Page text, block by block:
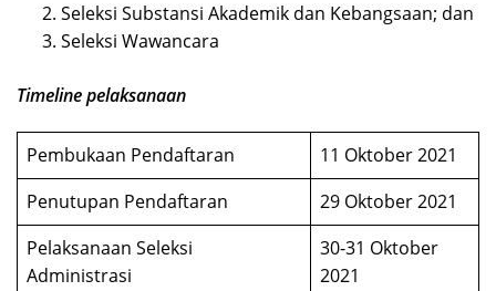
Seleksi Substansi Akademik dan Kebangsaan; dan
Seleksi Wawancara
Timeline pelaksanaan
Pembukaan Pendaftaran
11 Oktober 2021
Penutupan Pendaftaran
29 Oktober 2021
Pelaksanaan Seleksi
Administrasi
30-31 Oktober
2021